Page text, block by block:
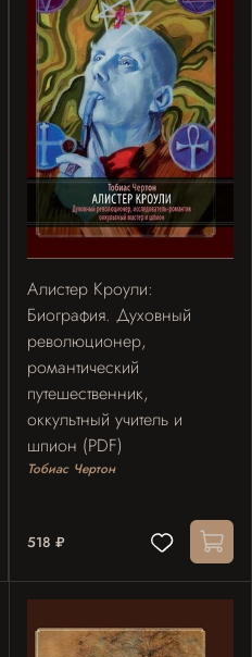
Алистер Кроули:
Биография. Духовный
революционер,
романтический
путешественник,
оккультный учитель и
шпион (PDF)
Тобиас Чертон
518 ₽